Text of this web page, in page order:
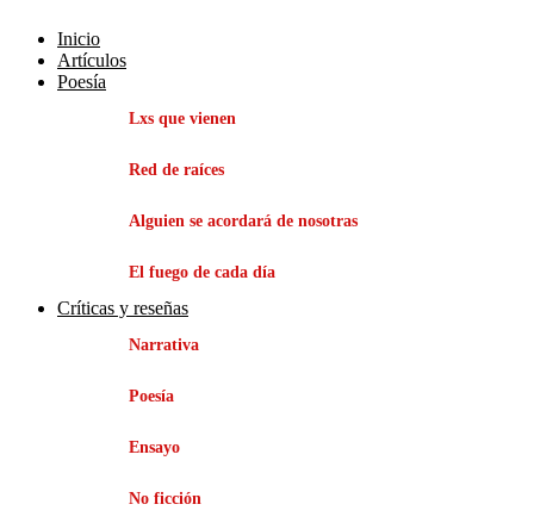
Inicio
Artículos
Poesía
Lxs que vienen
Red de raíces
Alguien se acordará de nosotras
El fuego de cada día
Críticas y reseñas
Narrativa
Poesía
Ensayo
No ficción